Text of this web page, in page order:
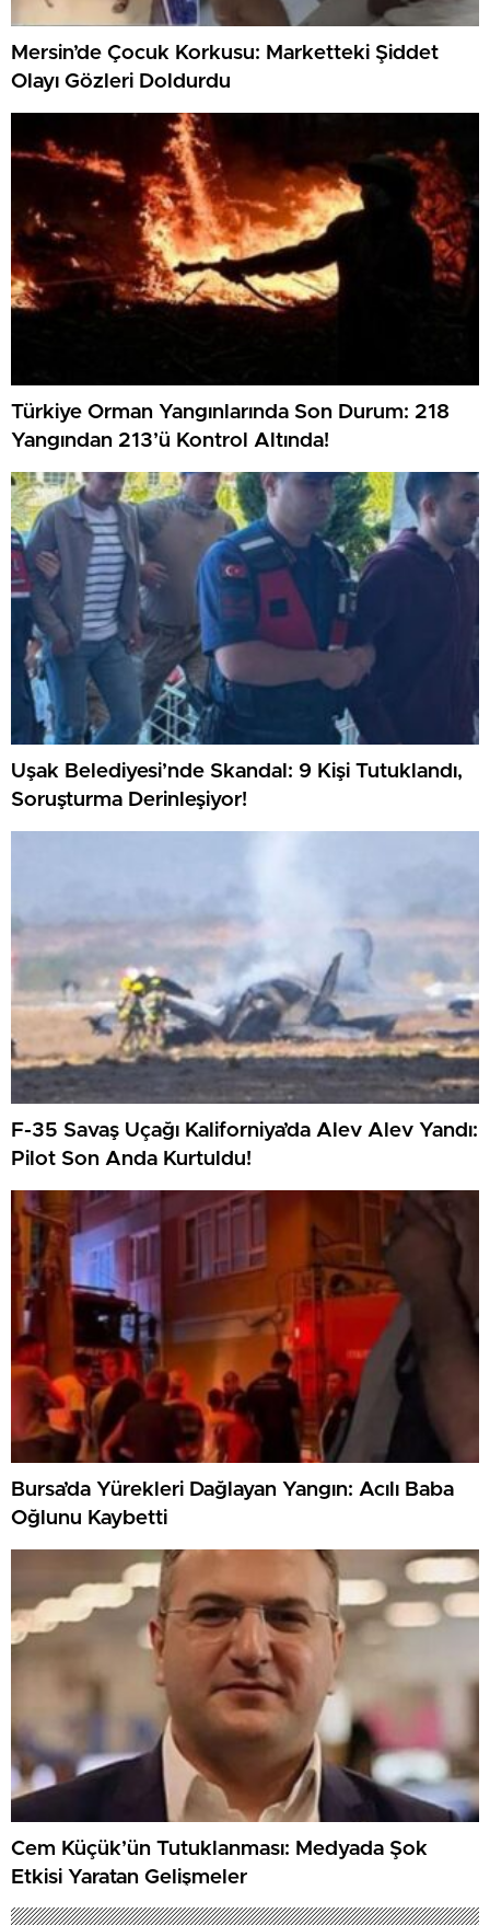
Mersin’de Çocuk Korkusu: Marketteki Şiddet
Olayı Gözleri Doldurdu
Türkiye Orman Yangınlarında Son Durum: 218
Yangından 213’ü Kontrol Altında!
Uşak Belediyesi’nde Skandal: 9 Kişi Tutuklandı,
Soruşturma Derinleşiyor!
F-35 Savaş Uçağı Kaliforniya’da Alev Alev Yandı:
Pilot Son Anda Kurtuldu!
Bursa’da Yürekleri Dağlayan Yangın: Acılı Baba
Oğlunu Kaybetti
Cem Küçük’ün Tutuklanması: Medyada Şok
Etkisi Yaratan Gelişmeler